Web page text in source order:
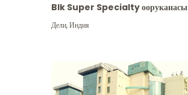
Blk Super Specialty ооруканасы
Дели,Индия